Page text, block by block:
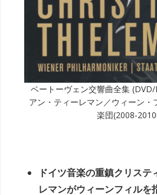
ベートーヴェン交響曲全集
アン・ティーレマン／ウィーン・
楽団(2008-
ドイツ音楽の重鎮クリステ
レマンがウィーンフィルを